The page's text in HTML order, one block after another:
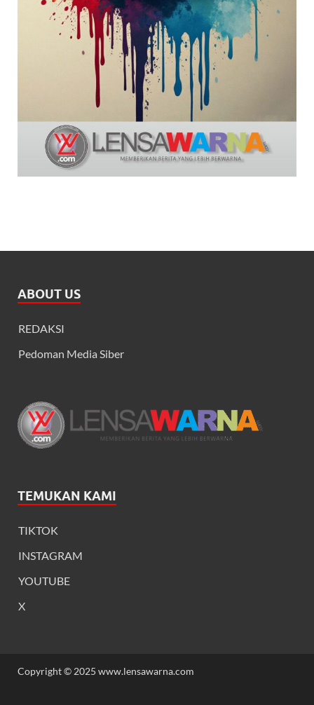
ABOUT US
REDAKSI
Pedoman Media Siber
TEMUKAN KAMI
TIKTOK
INSTAGRAM
YOUTUBE
X
Copyright © 2025 www.lensawarna.com